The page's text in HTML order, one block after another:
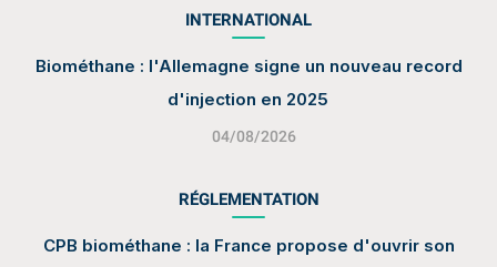
INTERNATIONAL
Biométhane : l'Allemagne signe un nouveau record
d'injection en 2025
04/08/2026
RÉGLEMENTATION
CPB biométhane : la France propose d'ouvrir son